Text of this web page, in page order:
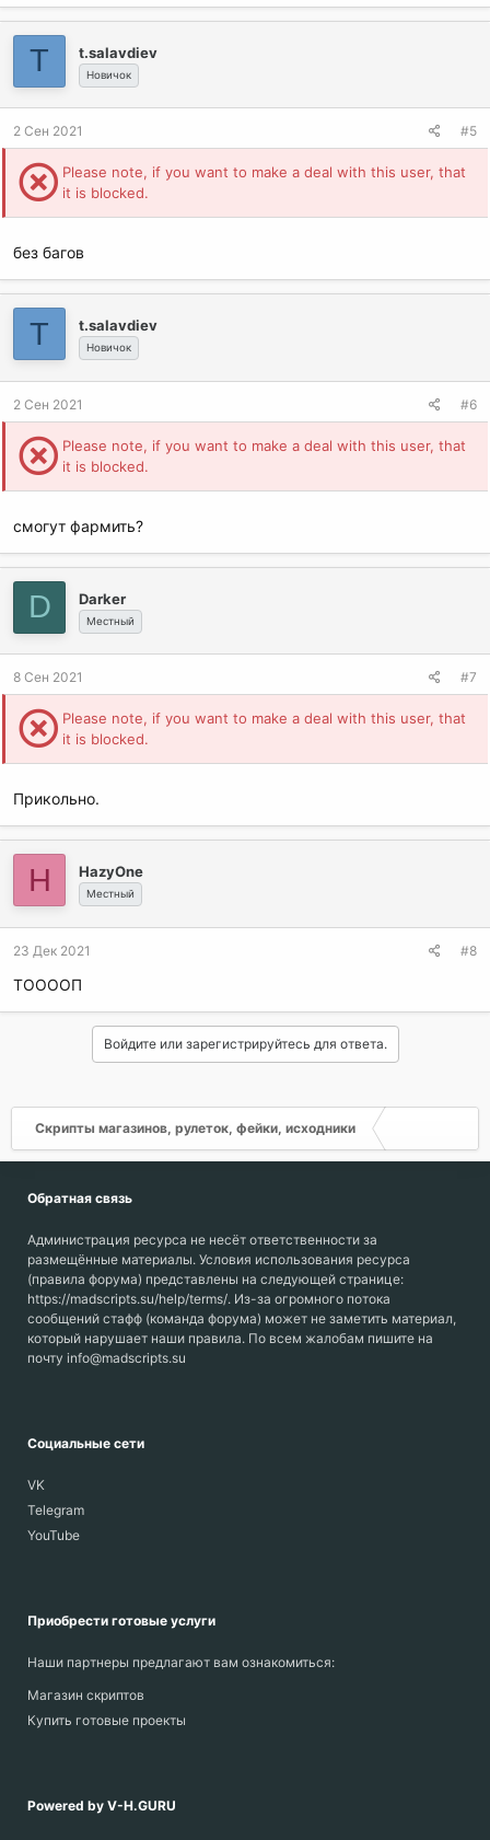
T t.salavdiev
Новичок
2 Сен 2021 #5
Please note, if you want to make a deal with this user, that
it is blocked.
без багов
T t.salavdiev
Новичок
2 Сен 2021 #6
Please note, if you want to make a deal with this user, that
it is blocked.
смогут фармить?
D Darker
Местный
8 Сен 2021 #7
Please note, if you want to make a deal with this user, that
it is blocked.
Прикольно.
H HazyOne
Местный
23 Дек 2021 #8
ТООООП
Войдите или зарегистрируйтесь для ответа.
Скрипты магазинов, рулеток, фейки, исходники
Обратная связь
Администрация ресурса не несёт ответственности за
размещённые материалы. Условия использования ресурса
(правила форума) представлены на следующей странице:
https://madscripts.su/help/terms/. Из-за огромного потока
сообщений стафф (команда форума) может не заметить материал,
который нарушает наши правила. По всем жалобам пишите на
почту info@madscripts.su
Социальные сети
VK
Telegram
YouTube
Приобрести готовые услуги
Наши партнеры предлагают вам ознакомиться:
Магазин скриптов
Купить готовые проекты
Powered by V-H.GURU